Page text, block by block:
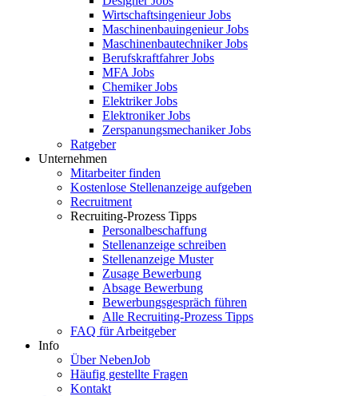
Wirtschaftsingenieur Jobs
Maschinenbauingenieur Jobs
Maschinenbautechniker Jobs
Berufskraftfahrer Jobs
MFA Jobs
Chemiker Jobs
Elektriker Jobs
Elektroniker Jobs
Zerspanungsmechaniker Jobs
Ratgeber
Unternehmen
Mitarbeiter finden
Kostenlose Stellenanzeige aufgeben
Recruitment
Recruiting-Prozess Tipps
Personalbeschaffung
Stellenanzeige schreiben
Stellenanzeige Muster
Zusage Bewerbung
Absage Bewerbung
Bewerbungsgespräch führen
Alle Recruiting-Prozess Tipps
FAQ für Arbeitgeber
Info
Über NebenJob
Häufig gestellte Fragen
Kontakt